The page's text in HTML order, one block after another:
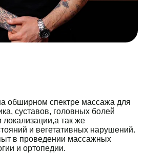
обширном спектре массажа для
суставов, головных болей
локализации,а так же
и вегетативных нарушений.
в проведении массажных
и ортопедии.